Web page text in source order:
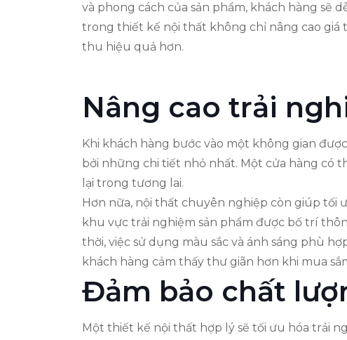
và phong cách của sản phẩm, khách hàng sẽ
trong thiết kế nội thất không chỉ nâng cao giá
thu hiệu quả hơn.
Nâng cao trải
Khi khách hàng bước vào một không gian
bởi những chi tiết nhỏ nhất. Một cửa hàng có
lại trong tương lai.
Hơn nữa, nội thất chuyên nghiệp còn giúp tối
khu vực trải nghiệm sản phẩm được bố trí
thời, việc sử dụng màu sắc và ánh sáng phù
khách hàng cảm thấy thư giãn hơn khi mua
Đảm bảo chất
Một thiết kế nội thất hợp lý sẽ tối ưu hóa trải